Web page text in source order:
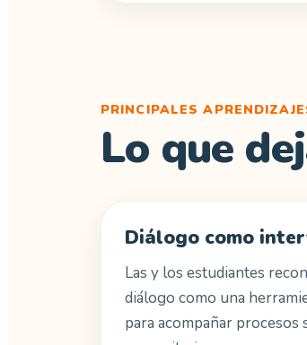
PRINCIPALES
Lo que
Diálogo como
Las y los estudiantes
diálogo como una
para acompañar procesos